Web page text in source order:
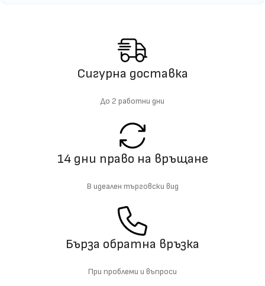
Сигурна доставка
До 2 работни дни
14 дни право на връщане
В идеален търговски вид
Бърза обратна връзка
При проблеми и въпроси